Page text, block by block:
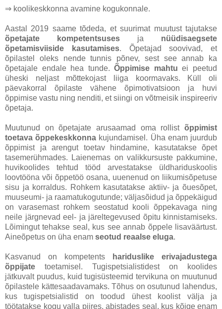
⇒ koolikeskkonna avamine kogukonnale.
Aastal 2019 saame tõdeda, et suurimat muutust tajutakse
õpetajate kompetentsuses ja nüüdisaegsete
õpetamisviiside kasutamises. Õpetajad soovivad, et
õpilastel oleks nende tunnis põnev, sest see annab ka
õpetajale endale hea tunde.Õppimise mahtu ei peetud
üheski neljast mõttekojast liiga koormavaks. Küll oli
päevakorral õpilaste vähene õpimotivatsioon ja huvi
õppimise vastu ning nenditi, et siingi on võtmeisik inspireeriv
õpetaja.
Muutunud on õpetajate arusaamad oma rollist õppimist
toetava õppekeskkonna kujundamisel. Üha enam juurdub
õppimist ja arengut toetav hindamine, kasutatakse õpet
tasemerühmades. Laienemas on valikkursuste pakkumine,
huvikoolides tehtud tööd arvestatakse üldhariduskoolis
loovtööna või õppetöö osana, uuenenud on liikumisõpetuse
sisu ja korraldus. Rohkem kasutatakse aktiiv- ja õuesõpet,
muuseumi- ja raamatukogutunde; väljasõidud ja õppekäigud
on varasemast rohkem seostatud kooli õppekavaga ning
neile järgnevad eel- ja järeltegevused õpitu kinnistamiseks.
Lõimingut tehakse seal, kus see annab õppele lisaväärtust.
Aineõpetus on üha enam seotud reaalse eluga.
Kasvanud on kompetents
hariduslike erivajadustega
õppijate toetamisel. Tugispetsialistidest on koolides
jätkuvalt puudus, kuid tugisüsteemid tervikuna on muutunud
õpilastele kättesaadavamaks. Tõhus on osutunud lahendus,
kus tugispetsialistid on toodud ühest koolist välja ja
töötatakse kogu valla piires, abistades seal, kus kõige enam